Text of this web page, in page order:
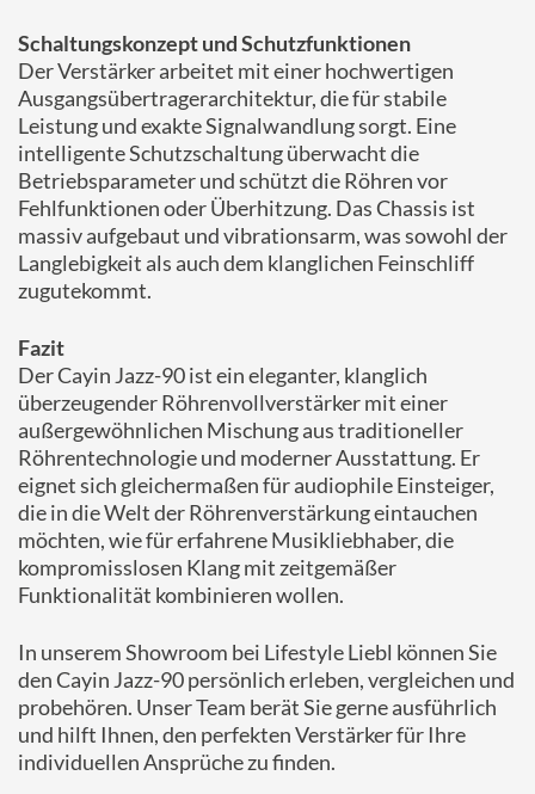
Schaltungskonzept und Schutzfunktionen
Der Verstärker arbeitet mit einer hochwertigen
Ausgangsübertragerarchitektur, die für stabile
Leistung und exakte Signalwandlung sorgt. Eine
intelligente Schutzschaltung überwacht die
Betriebsparameter und schützt die Röhren vor
Fehlfunktionen oder Überhitzung. Das Chassis ist
massiv aufgebaut und vibrationsarm, was sowohl der
Langlebigkeit als auch dem klanglichen Feinschliff
zugutekommt.
Fazit
Der Cayin Jazz-90 ist ein eleganter, klanglich
überzeugender Röhrenvollverstärker mit einer
außergewöhnlichen Mischung aus traditioneller
Röhrentechnologie und moderner Ausstattung. Er
eignet sich gleichermaßen für audiophile Einsteiger,
die in die Welt der Röhrenverstärkung eintauchen
möchten, wie für erfahrene Musikliebhaber, die
kompromisslosen Klang mit zeitgemäßer
Funktionalität kombinieren wollen.
In unserem Showroom bei Lifestyle Liebl können Sie
den Cayin Jazz-90 persönlich erleben, vergleichen und
probehören. Unser Team berät Sie gerne ausführlich
und hilft Ihnen, den perfekten Verstärker für Ihre
individuellen Ansprüche zu finden.